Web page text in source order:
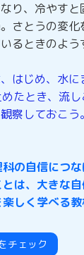
り、冷やすと
さとうの変
るときのよ
はじめ、水に
たとき、流
察しておこう
の自信につ
は、大きな
しく学べる
チェック